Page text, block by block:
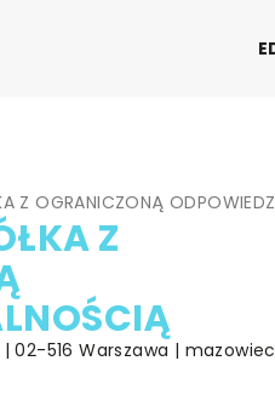
Z OGRANICZONĄ
Z
02-516 Warszawa |